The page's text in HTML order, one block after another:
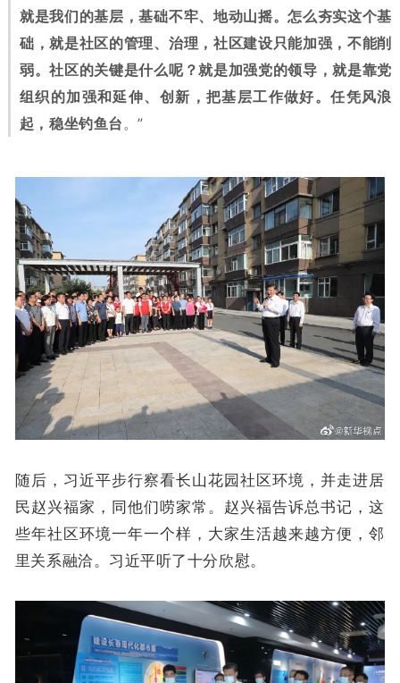
就是我们的基层，基础不牢、地动山摇。怎么夯实这个基
础，就是社区的管理、治理，社区建设只能加强，不能削
弱。社区的关键是什么呢？就是加强党的领导，就是靠党
组织的加强和延伸、创新，把基层工作做好。任凭风浪
起，稳坐钓鱼台。”
随后，习近平步行察看长山花园社区环境，并走进居
民赵兴福家，同他们唠家常。赵兴福告诉总书记，这
些年社区环境一年一个样，大家生活越来越方便，邻
里关系融洽。习近平听了十分欣慰。